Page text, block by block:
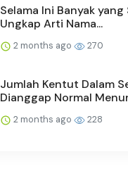
Selama Ini Banyak
Ungkap Arti Nama...
2 months ago 270
Jumlah Kentut Dalam
Dianggap Normal
2 months ago 228